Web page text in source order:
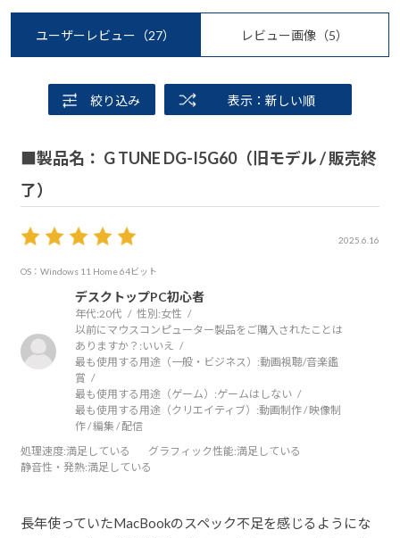
ユーザーレビュー （27） レビュー画像 （5）
絞り込み 表示：新しい順
■製品名： G TUNE DG-I5G60（旧モデル / 販売終
了）
2025.6.16
OS：Windows 11 Home 64ビット
デスクトップPC初心者
年代:20代 性別:女性
以前にマウスコンピューター製品をご購入されたことは
ありますか？: いいえ
最も使用する用途（一般・ビジネス）:動画視聴/音楽鑑
賞
最も使用する用途（ゲーム）:ゲームはしない
最も使用する用途（クリエイティブ）:動画制作 / 映像制
作 / 編集 / 配信
処理速度:満足している グラフィック性能:満足している
静音性・発熱:満足している
長年使っていたMacBookのスペック不足を感じるようにな